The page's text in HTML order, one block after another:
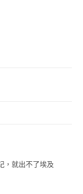
，就出不了埃及